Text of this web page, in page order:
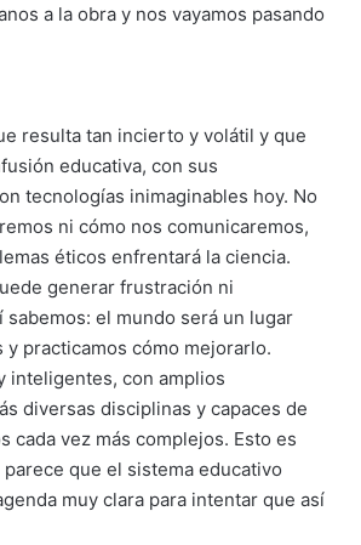
a la obra y nos vayamos pasando
resulta tan incierto y volátil y que
educativa, con sus
tecnologías inimaginables hoy. No
ni cómo nos comunicaremos,
éticos enfrentará la ciencia.
generar frustración ni
el mundo será un lugar
practicamos cómo mejorarlo.
inteligentes, con amplios
diversas disciplinas y capaces de
cada vez más complejos. Esto es
que el sistema educativo
muy clara para intentar que así